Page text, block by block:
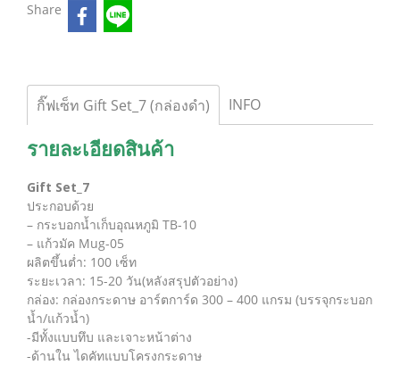
Share
กิ๊ฟเซ็ท Gift Set_7 (กล่องดำ) INFO
รายละเอียดสินค้า
Gift Set_7
ประกอบด้วย
– กระบอกน้ำเก็บอุณหภูมิ TB-10
– แก้วมัค Mug-05
ผลิตขึ้นต่ำ: 100 เซ็ท
ระยะเวลา: 15-20 วัน(หลังสรุปตัวอย่าง)
กล่อง: กล่องกระดาษ อาร์ตการ์ด 300 – 400 แกรม (บรรจุกระบอก
น้ำ/แก้วน้ำ)
-มีทั้งแบบทึบ และเจาะหน้าต่าง
-ด้านใน ไดคัทแบบโครงกระดาษ